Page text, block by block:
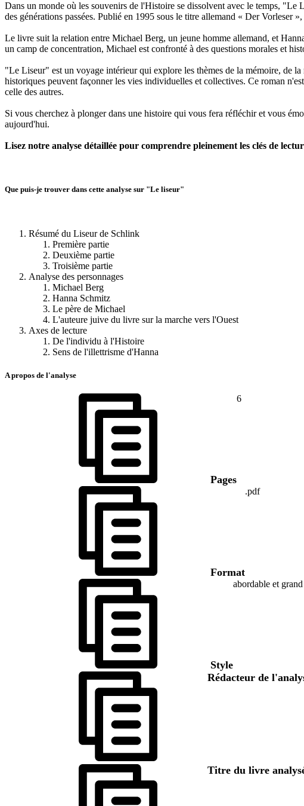
Dans un monde où les souvenirs de l'Histoire se dissolvent avec le temps,
des générations passées. Publié en 1995 sous le titre allemand « Der Vorleser
Le livre suit la relation entre Michael Berg, un jeune homme allemand, et
un camp de concentration, Michael est confronté à des questions morales et
"Le Liseur" est un voyage intérieur qui explore les thèmes de la mémoire, de
historiques peuvent façonner les vies individuelles et collectives. Ce roman
celle des autres.
Si vous cherchez à plonger dans une histoire qui vous fera réfléchir et vous
aujourd'hui.
Lisez notre analyse détaillée pour comprendre pleinement les clés de
Que puis-je trouver dans cette analyse sur "Le liseur"
Résumé du Liseur de Schlink
Première partie
Deuxième partie
Troisième partie
Analyse des personnages
Michael Berg
Hanna Schmitz
Le père de Michael
L'auteure juive du livre sur la marche vers l'Ouest
Axes de lecture
De l'individu à l'Histoire
Sens de l'illettrisme d'Hanna
A propos de l'analyse
Pages
6
Format
.pdf
Style
abordable et
Rédacteur de
Titre du livre